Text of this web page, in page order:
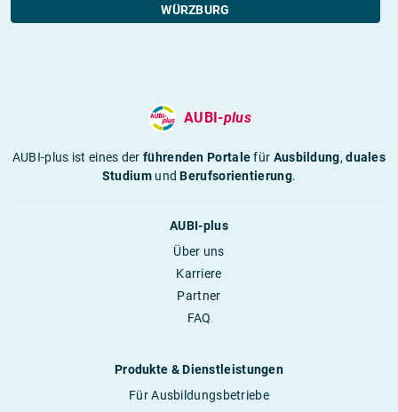
WÜRZBURG
AUBI-plus
AUBI-plus ist eines derführenden Portalefür Ausbildung,duales
StudiumundBerufsorientierung.
AUBI-plus
Über uns
Karriere
Partner
FAQ
Produkte & Dienstleistungen
Für Ausbildungsbetriebe